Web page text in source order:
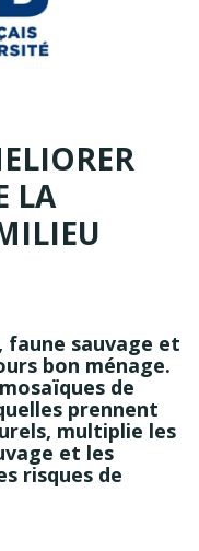
LA
faune sauvage et
bon ménage.
de
prennent
multiplie les
et les
risques de